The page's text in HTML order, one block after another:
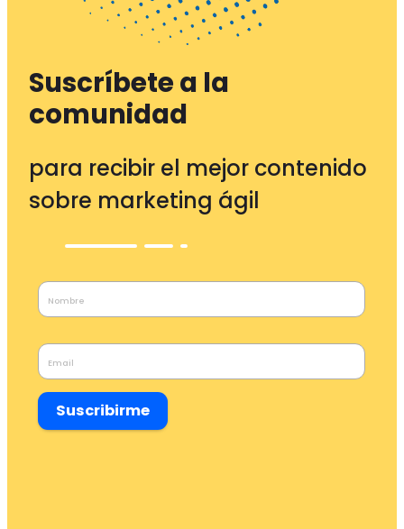
Suscríbete a la
comunidad
para recibir el mejor contenido
sobre marketing ágil
Suscribirme